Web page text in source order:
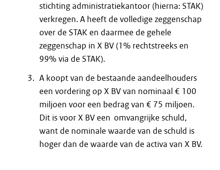
stichting administratiekantoor (hierna: STAK)
verkregen. A heeft de volledige zeggenschap
over de STAK en daarmee de gehele
zeggenschap in X BV (1% rechtstreeks en
99% via de STAK).
A koopt van de bestaande aandeelhouders
een vordering op X BV van nominaal € 100
miljoen voor een bedrag van € 75 miljoen.
Dit is voor X BV een omvangrijke schuld,
want de nominale waarde van de schuld is
hoger dan de waarde van de activa van X BV.